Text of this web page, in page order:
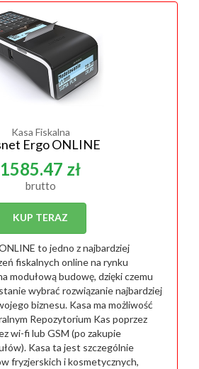
Kasa Fiskalna
Ergo ONLINE
1585.47 zł
brutto
KUP TERAZ
to jedno z najbardziej
fiskalnych online na rynku
modułową budowę, dzięki czemu
wybrać rozwiązanie najbardziej
biznesu. Kasa ma możliwość
Repozytorium Kas poprzez
wi-fi lub GSM (po zakupie
Kasa ta jest szczególnie
fryzjerskich i kosmetycznych,